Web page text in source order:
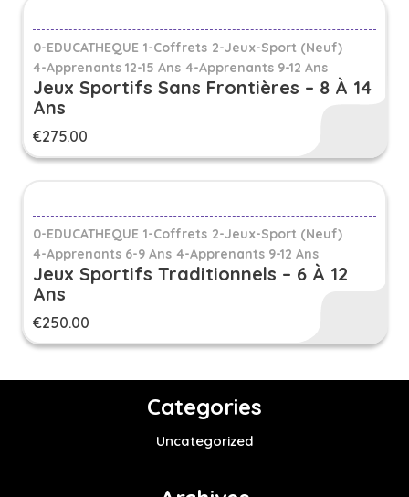
0-EDUCATHEQUE 1-Coffrets 2-Jeux-Sport (Neuf)
4-Apprenants 12-15 Ans 4-Apprenants 9-12 Ans
Jeux Sportifs Sans Frontières – 8 À 14
Ans
€275.00
0-EDUCATHEQUE 1-Coffrets 2-Jeux-Sport (Neuf)
4-Apprenants 6-9 Ans 4-Apprenants 9-12 Ans
Jeux Sportifs Traditionnels – 6 À 12
Ans
€250.00
Categories
Uncategorized